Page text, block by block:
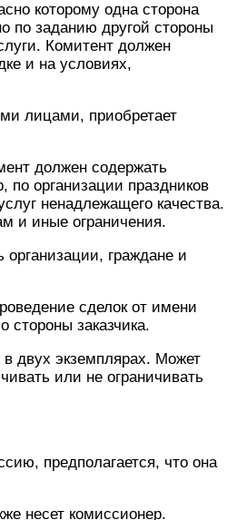
которому одна сторона
по заданию другой стороны
Комитент должен
и на условиях,
лицами, приобретает
должен содержать
по организации праздников
ненадлежащего качества.
и иные ограничения.
граждане и
сделок от имени
заказчика.
двух экземплярах. Может
или не ограничивать
предполагается, что она
несет комиссионер.